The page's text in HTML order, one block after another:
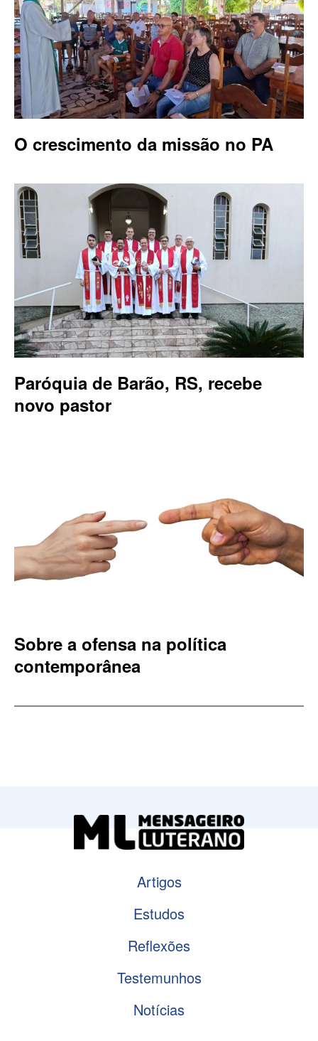
O crescimento da missão no PA
Paróquia de Barão, RS, recebe
novo pastor
Sobre a ofensa na política
contemporânea
Artigos
Estudos
Reflexões
Testemunhos
Notícias